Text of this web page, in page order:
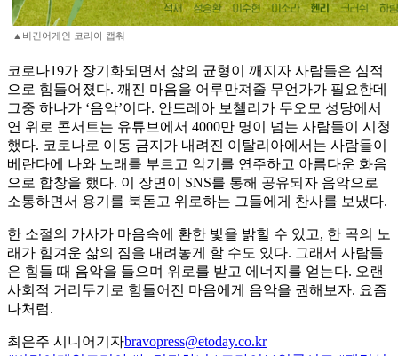
▲비긴어게인 코리아 캡춰
코로나19가 장기화되면서 삶의 균형이 깨지자 사람들은 심적
으로 힘들어졌다. 깨진 마음을 어루만져줄 무언가가 필요한데
그중 하나가 ‘음악’이다. 안드레아 보첼리가 두오모 성당에서
연 위로 콘서트는 유튜브에서 4000만 명이 넘는 사람들이 시청
했다. 코로나로 이동 금지가 내려진 이탈리아에서는 사람들이
베란다에 나와 노래를 부르고 악기를 연주하고 아름다운 화음
으로 합창을 했다. 이 장면이 SNS를 통해 공유되자 음악으로
소통하면서 용기를 북돋고 위로하는 그들에게 찬사를 보냈다.
한 소절의 가사가 마음속에 환한 빛을 밝힐 수 있고, 한 곡의 노
래가 힘겨운 삶의 짐을 내려놓게 할 수도 있다. 그래서 사람들
은 힘들 때 음악을 들으며 위로를 받고 에너지를 얻는다. 오랜
사회적 거리두기로 힘들어진 마음에게 음악을 권해보자. 요즘
나처럼.
최은주 시니어기자bravopress@etoday.co.kr